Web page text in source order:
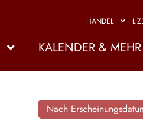
HANDEL
KALENDER & MEHR
Nach